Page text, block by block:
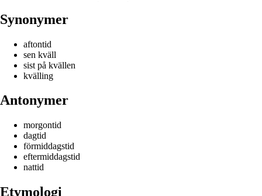
Synonymer
aftontid
sen kväll
sist på kvällen
kvälling
Antonymer
morgontid
dagtid
förmiddagstid
eftermiddagstid
nattid
Etymologi